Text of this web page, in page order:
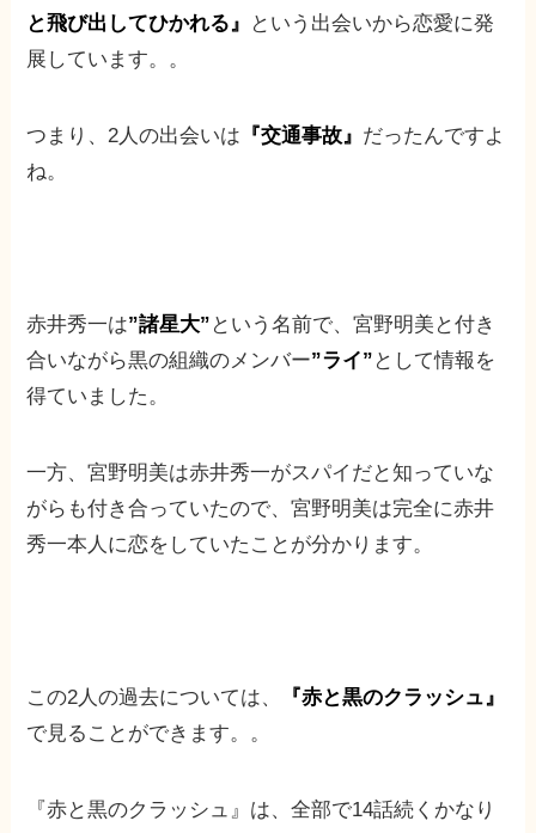
と飛び出してひかれる』
という出会いから恋愛に発
展しています。。
つまり、2人の出会いは 『交通事故』 だったんですよ
ね。
赤井秀一は”諸星大” という名前で、宮野明美と付き
合いながら黒の組織のメンバー”ライ” として情報を
得ていました。
一方、宮野明美は赤井秀一がスパイだと知っていな
がらも付き合っていたので、宮野明美は完全に赤井
秀一本人に恋をしていたことが分かります。
この2人の過去については、
『赤と黒のクラッシュ』
で見ることができます。。
『赤と黒のクラッシュ』は、全部で14話続くかなり